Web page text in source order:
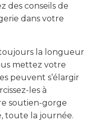
des conseils de
dans votre
la longueur
mettez votre
peuvent s’élargir
les à
soutien-gorge
toute la journée.